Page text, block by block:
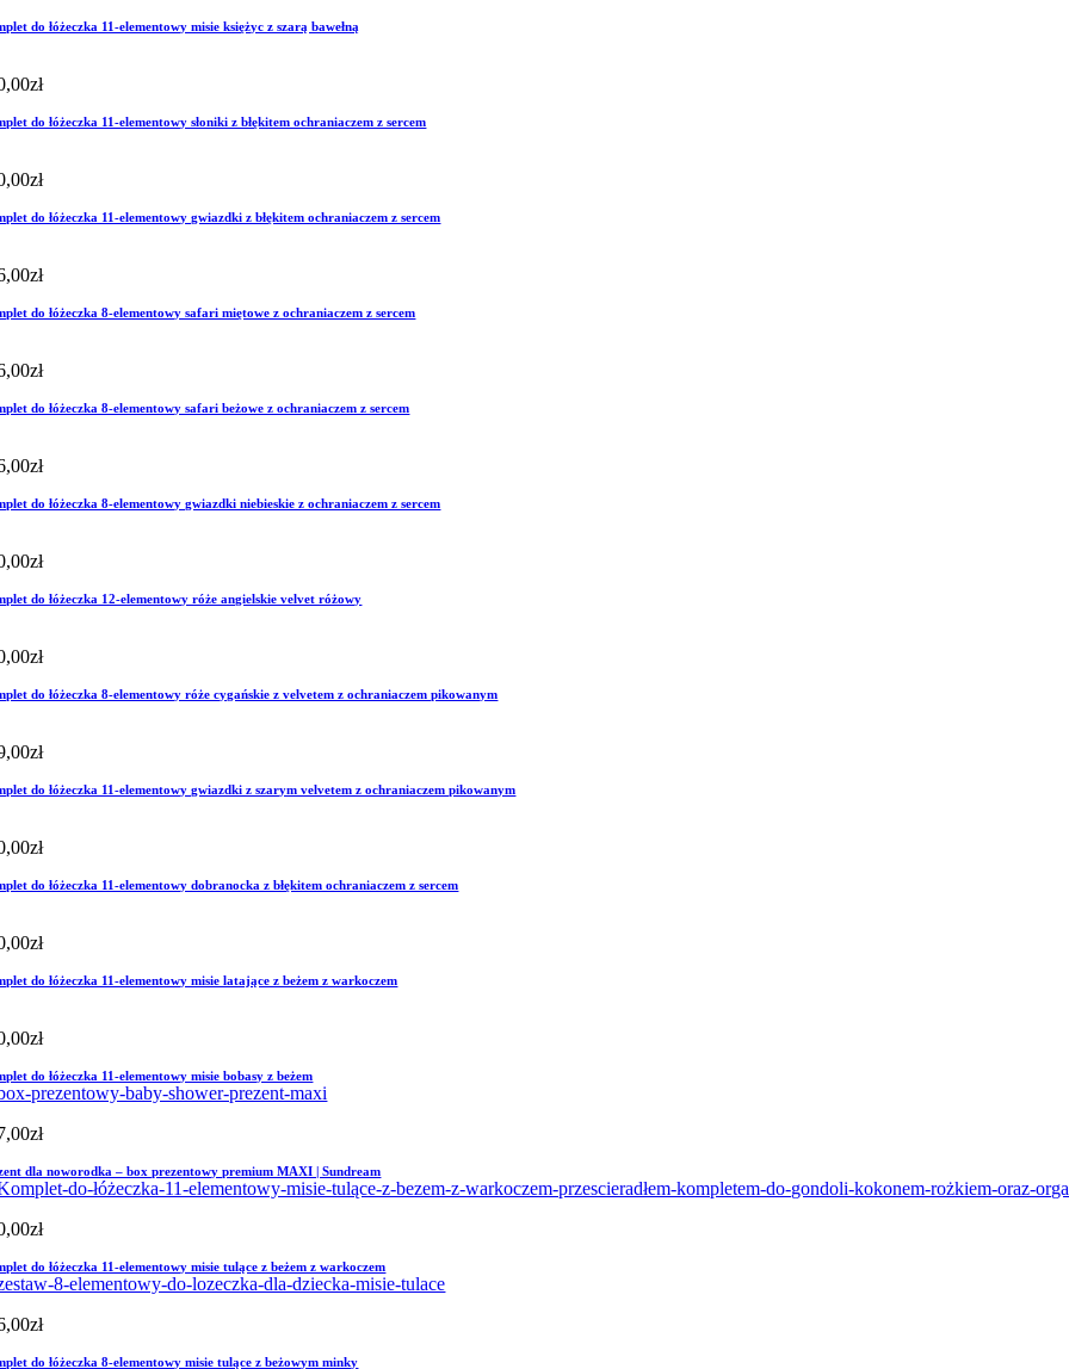
do łóżeczka 11-elementowy misie księżyc z szarą bawełną
zł
do łóżeczka 11-elementowy słoniki z błękitem ochraniaczem z sercem
zł
do łóżeczka 11-elementowy gwiazdki z błękitem ochraniaczem z sercem
zł
do łóżeczka 8-elementowy safari miętowe z ochraniaczem z sercem
zł
do łóżeczka 8-elementowy safari beżowe z ochraniaczem z sercem
zł
do łóżeczka 8-elementowy gwiazdki niebieskie z ochraniaczem z sercem
zł
do łóżeczka 12-elementowy róże angielskie velvet różowy
zł
do łóżeczka 8-elementowy róże cygańskie z velvetem z ochraniaczem pikowanym
zł
do łóżeczka 11-elementowy gwiazdki z szarym velvetem z ochraniaczem pikowanym
zł
do łóżeczka 11-elementowy dobranocka z błękitem ochraniaczem z sercem
zł
do łóżeczka 11-elementowy misie latające z beżem z warkoczem
zł
do łóżeczka 11-elementowy misie bobasy z beżem
zł
dla noworodka – box prezentowy premium MAXI | Sundream
zł
do łóżeczka 11-elementowy misie tulące z beżem z warkoczem
zł
do łóżeczka 8-elementowy misie tulące z beżowym minky